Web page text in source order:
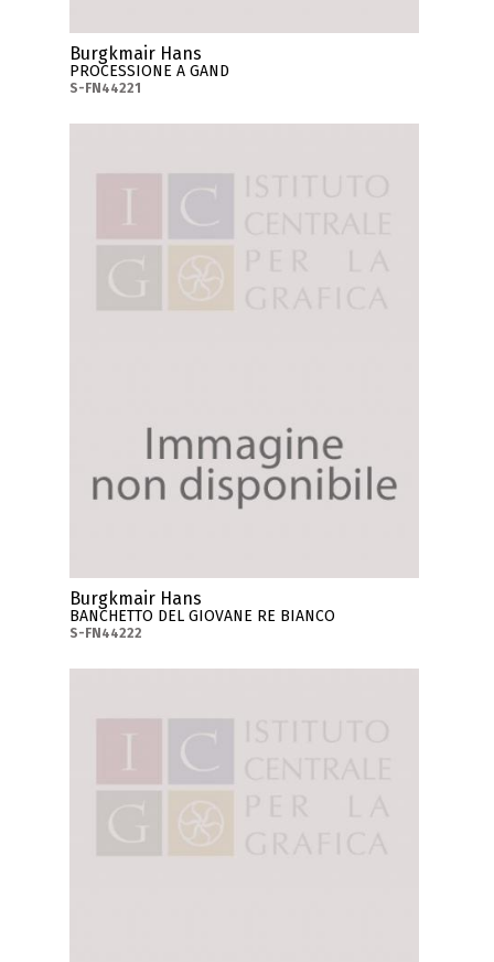
Burgkmair Hans
PROCESSIONE A GAND
S-FN44221
Burgkmair Hans
BANCHETTO DEL GIOVANE RE BIANCO
S-FN44222